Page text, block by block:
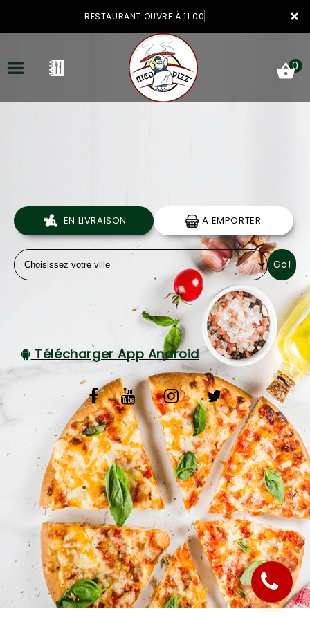
×
RESTAURANT OUVRE À 11:00
VOTRE COMPTE
NOTRE RESTAURANT
VOS AVIS
MENTIONS LÉGALES
0
EN LIVRAISON A EMPORTER
Go!
Télécharger App Android